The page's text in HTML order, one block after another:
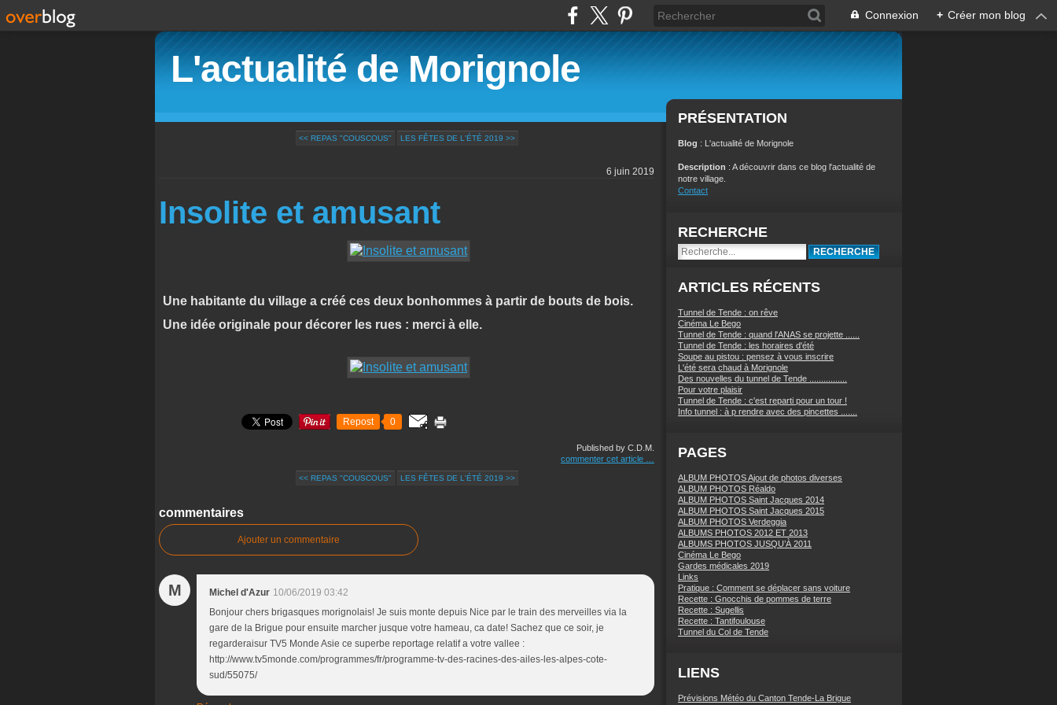
Connexion + Créer mon blog
L'actualité de Morignole
<< REPAS "COUSCOUS" LES FÊTES DE L'ÉTÉ 2019 >>
6 juin 2019
Insolite et amusant
Une habitante du village a créé ces deux bonhommes à partir de bouts de bois.
Une idée originale pour décorer les rues : merci à elle.
Repost 0
Published by C.D.M.
commenter cet article
<< REPAS "COUSCOUS" LES FÊTES DE L'ÉTÉ 2019 >>
commentaires
Ajouter un commentaire
M Michel d'Azur 10/06/2019 03:42
Bonjour chers brigasques morignolais! Je suis monte depuis Nice par le train des merveilles via la
gare de la Brigue pour ensuite marcher jusque votre hameau, ca date! Sachez que ce soir, je
regarderaisur TV5 Monde Asie ce superbe reportage relatif a votre vallee :
http://www.tv5monde.com/programmes/fr/programme-tv-des-racines-des-ailes-les-alpes-cote-
sud/55075/
PRÉSENTATION
Blog : L'actualité de Morignole
Description : A découvrir dans ce blog l'actualité de
notre village.
Contact
RECHERCHE
ARTICLES RÉCENTS
Tunnel de Tende : on rêve
Cinéma Le Bego
Tunnel de Tende : quand l'ANAS se projette ......
Tunnel de Tende : les horaires d'été
Soupe au pistou : pensez à vous inscrire
L'été sera chaud à Morignole
Des nouvelles du tunnel de Tende ................
Pour votre plaisir
Tunnel de Tende : c'est reparti pour un tour !
Info tunnel : à p rendre avec des pincettes .......
PAGES
ALBUM PHOTOS Ajout de photos diverses
ALBUM PHOTOS Réaldo
ALBUM PHOTOS Saint Jacques 2014
ALBUM PHOTOS Saint Jacques 2015
ALBUM PHOTOS Verdeggia
ALBUMS PHOTOS 2012 ET 2013
ALBUMS PHOTOS JUSQU’À 2011
Cinéma Le Bego
Gardes médicales 2019
Links
Pratique : Comment se déplacer sans voiture
Recette : Gnocchis de pommes de terre
Recette : Sugellis
Recette : Tantifoulouse
Tunnel du Col de Tende
LIENS
Prévisions Météo du Canton Tende-La Brigue